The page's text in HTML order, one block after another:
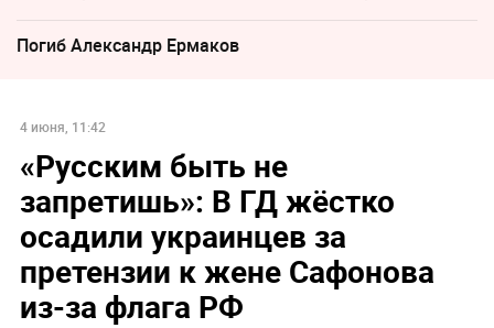
Погиб Александр Ермаков
4 июня, 11:42
«Русским быть не
запретишь»: В ГД жёстко
осадили украинцев за
претензии к жене Сафонова
из-за флага РФ